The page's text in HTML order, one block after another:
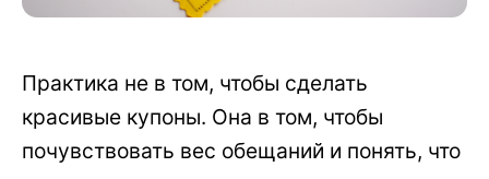
Практика не в том, чтобы сделать
красивые купоны. Она в том, чтобы
почувствовать вес обещаний и понять, что